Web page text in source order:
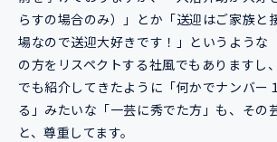
らすの場合のみ）」とか「送迎はご家族と
場なので送迎大好きです！」というような
の方をリスペクトする社風でもありますし
でも紹介してきたように「何かでナンバー
る」みたいな「一芸に秀でた方」も、その
と、尊重してます。